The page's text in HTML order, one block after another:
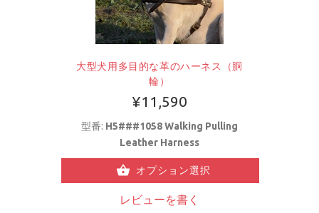
大型犬用多目的な革のハーネス（胴
輪）
¥11,590
型番: H5###1058 Walking Pulling
Leather Harness
オプション選択
レビューを書く